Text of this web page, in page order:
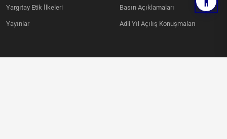
Yargıtay Etik İlkeleri
Yayınlar
Basın Açıklamaları
Adli Yıl Açılış Konuşmaları